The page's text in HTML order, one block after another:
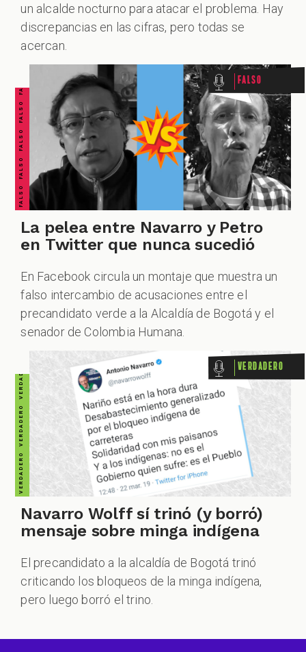
un alcalde nocturno para atacar el problema. Hay
discrepancias en las cifras, pero todas se
acercan.
FALSO FALSO FALSO FALSO FALSO FALSO FALSO Falso
La pelea entre Navarro y Petro
en Twitter que nunca sucedió
En Facebook circula un montaje que muestra un
falso intercambio de acusaciones entre el
precandidato verde a la Alcaldía de Bogotá y el
senador de Colombia Humana.
VERDADERO VERDADERO VERDADERO VERDADERO VERDADERO VERDADERO VERDADERO Verdadero
Navarro Wolff sí trinó (y borró)
mensaje sobre minga indígena
El precandidato a la alcaldía de Bogotá trinó
criticando los bloqueos de la minga indígena,
pero luego borró el trino.